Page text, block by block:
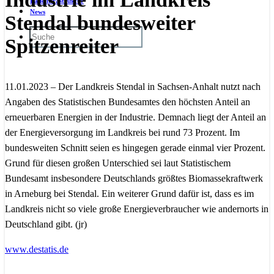
News
Stendal bundesweiter
Spitzenreiter
11.01.2023 – Der Landkreis Stendal in Sachsen-Anhalt nutzt nach
Angaben des Statistischen Bundesamtes den höchsten Anteil an
erneuerbaren Energien in der Industrie. Demnach liegt der Anteil an
der Energieversorgung im Landkreis bei rund 73 Prozent. Im
bundesweiten Schnitt seien es hingegen gerade einmal vier Prozent.
Grund für diesen großen Unterschied sei laut Statistischem
Bundesamt insbesondere Deutschlands größtes Biomassekraftwerk
in Arneburg bei Stendal. Ein weiterer Grund dafür ist, dass es im
Landkreis nicht so viele große Energieverbraucher wie andernorts in
Deutschland gibt. (jr)
www.destatis.de